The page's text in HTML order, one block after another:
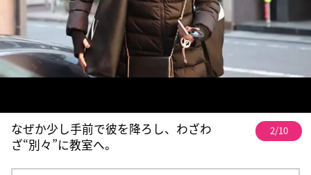
なぜか少し手前で彼を降ろし、わざわ
ざ“別々”に教室へ。
2/10